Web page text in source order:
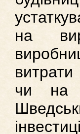
на
витрати
чи на